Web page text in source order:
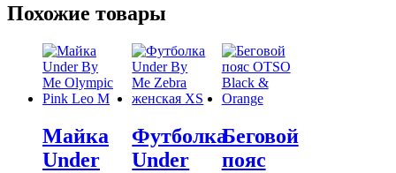
Похожие товары
Майка
Under
Футболка
Under
Беговой
пояс